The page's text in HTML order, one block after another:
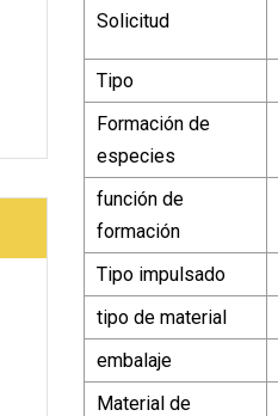
Solicitud
Tipo
Formación de
especies
función de
formación
Tipo impulsado
tipo de material
embalaje
Material de